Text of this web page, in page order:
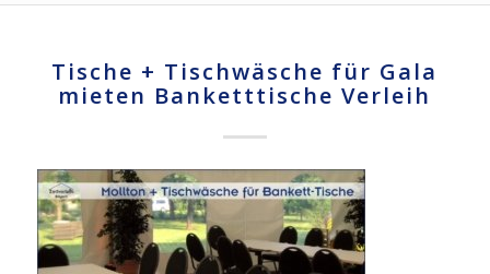
Tische + Tischwäsche für Gala
mieten Banketttische Verleih